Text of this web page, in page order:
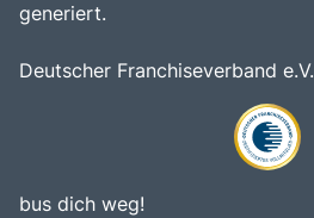
generiert.
Deutscher Franchiseverband e.V.
bus dich weg!